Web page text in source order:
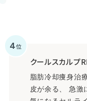
4位
クールスカルプ
脂肪冷却痩身治
皮が余る、 急激